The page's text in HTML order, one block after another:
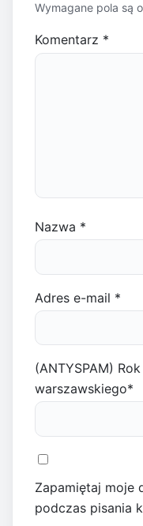
Wymagane pola są
Komentarz *
Nazwa *
Adres e-mail *
(ANTYSPAM)
warszawskiego*
Zapamiętaj moje
podczas pisania